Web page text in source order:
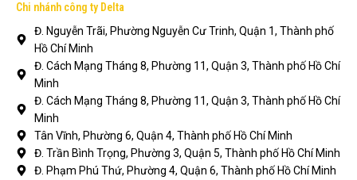
Chi nhánh công ty Delta
Đ. Nguyễn Trãi, Phường Nguyễn Cư Trinh, Quận 1, Thành phố
Hồ Chí Minh
Đ. Cách Mạng Tháng 8, Phường 11, Quận 3, Thành phố Hồ Chí
Minh
Đ. Cách Mạng Tháng 8, Phường 11, Quận 3, Thành phố Hồ Chí
Minh
Tân Vĩnh, Phường 6, Quận 4, Thành phố Hồ Chí Minh
Đ. Trần Bình Trọng, Phường 3, Quận 5, Thành phố Hồ Chí Minh
Đ. Phạm Phú Thứ, Phường 4, Quận 6, Thành phố Hồ Chí Minh